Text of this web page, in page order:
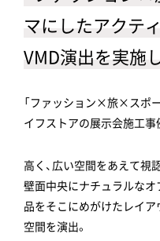
マにしたアクテ
VMD演出を実施
「ファッション×旅×スポ
イフストアの展示会施工事
高く、広い空間をあえて視
壁面中央にナチュラルなオ
品をそこにめがけたレイア
空間を演出。